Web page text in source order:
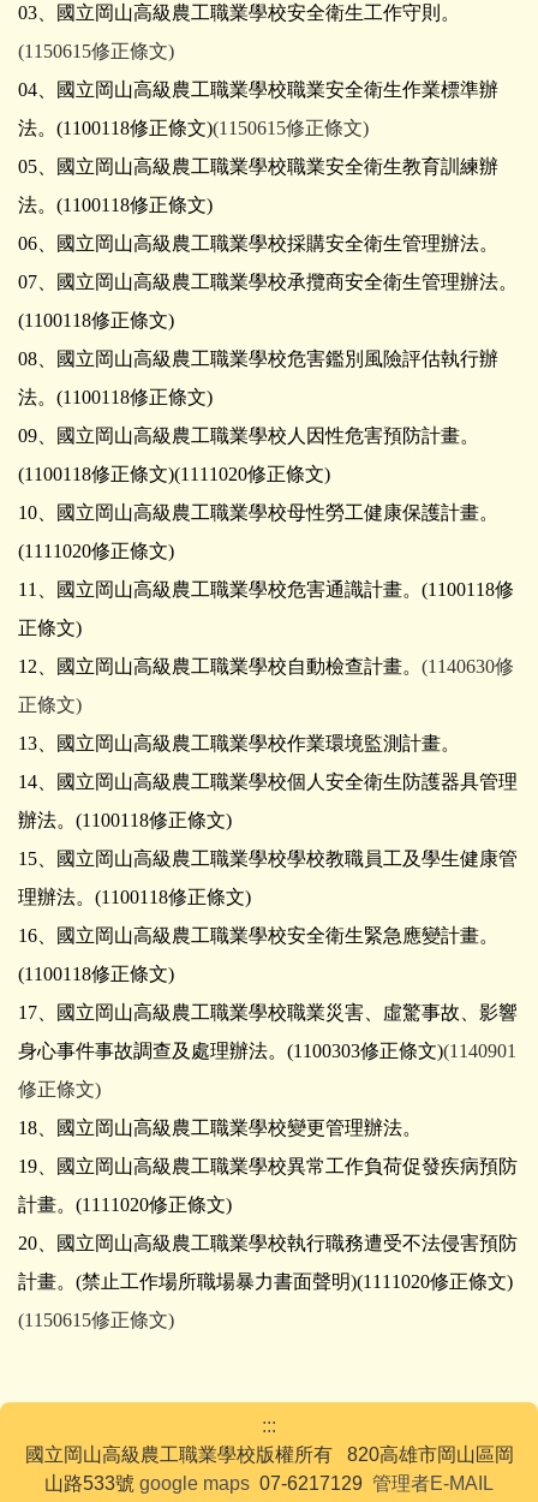
03、國立岡山高級農工職業學校安全衛生工作守則。
(1150615修正條文)
04、國立岡山高級農工職業學校職業安全衛生作業標準辦
法。 (1100118修正條文)(1150615修正條文)
05、國立岡山高級農工職業學校職業安全衛生教育訓練辦
法。 (1100118修正條文)
06、國立岡山高級農工職業學校採購安全衛生管理辦法。
07、國立岡山高級農工職業學校承攬商安全衛生管理辦法。
(1100118修正條文)
08、國立岡山高級農工職業學校危害鑑別風險評估執行辦
法。 (1100118修正條文)
09、國立岡山高級農工職業學校人因性危害預防計畫。
(1100118修正條文)(1111020修正條文)
10、國立岡山高級農工職業學校母性勞工健康保護計畫。
(1111020修正條文)
11、國立岡山高級農工職業學校危害通識計畫。 (1100118修
正條文)
12、國立岡山高級農工職業學校自動檢查計畫。 (1140630修
正條文)
13、國立岡山高級農工職業學校作業環境監測計畫。
14、國立岡山高級農工職業學校個人安全衛生防護器具管理
辦法。(1100118修正條文)
15、國立岡山高級農工職業學校學校教職員工及學生健康管
理辦法。 (1100118修正條文)
16、國立岡山高級農工職業學校安全衛生緊急應變計畫。
(1100118修正條文)
17、國立岡山高級農工職業學校職業災害、虛驚事故、 影響
身心事件事故調查及處理辦法。 (1100303修正條文)(1140901
修正條文)
18、國立岡山高級農工職業學校變更管理辦法。
19、國立岡山高級農工職業學校異常工作負荷促發疾病預防
計畫。 (1111020修正條文)
20、國立岡山高級農工職業學校執行職務遭受不法侵害預防
計畫。 (禁止工作場所職場暴力書面聲明)(1111020修正條文)
(1150615修正條文)
:::
國立岡山高級農工職業學校版權所有 820高雄市岡山區岡
山路533號 google maps 07-6217129 管理者E-MAIL